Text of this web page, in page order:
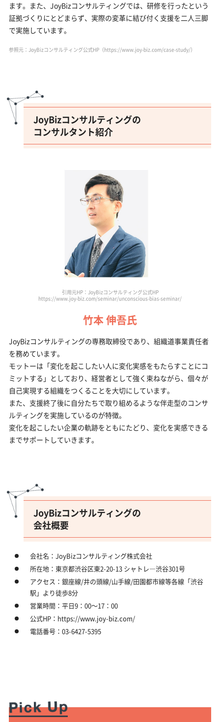
ます。また、JoyBizコンサルティングでは、研修を行ったという
証拠づくりにとどまらず、実際の変革に結び付く支援を二人三脚
で実施しています。
参照元：JoyBizコンサルティング公式HP（https://www.joy-biz.com/case-study/）
JoyBizコンサルティングの
コンサルタント紹介
引用元HP：JoyBizコンサルティング公式HP
https://www.joy-biz.com/seminar/unconscious-bias-seminar/
竹本 伸吾氏
JoyBizコンサルティングの専務取締役であり、組織道事業責任者
を務めています。
モットーは「変化を起こしたい人に変化実感をもたらすことにコ
ミットする」としており、経営者として強く束ねながら、個々が
自己実現する組織をつくることを大切にしています。
また、支援終了後に自分たちで取り組めるような伴走型のコンサ
ルティングを実施しているのが特徴。
変化を起こしたい企業の軌跡をともにたどり、変化を実感できる
までサポートしていきます。
JoyBizコンサルティングの
会社概要
会社名：JoyBizコンサルティング株式会社
所在地：東京都渋谷区東2-20-13 シャトレ―渋谷301号
アクセス：銀座線/井の頭線/山手線/田園都市線等各線「渋谷
駅」より徒歩8分
営業時間：平日9：00～17：00
公式HP：https://www.joy-biz.com/
電話番号：03-6427-5395